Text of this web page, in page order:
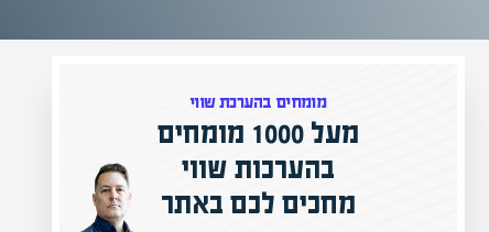
בהערכות שווי
מחכים לכם באתר
המרצים
מחכים לכם